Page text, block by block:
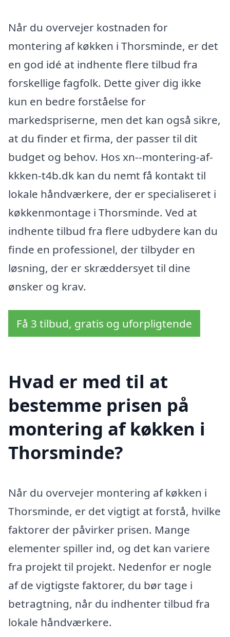
Når du overvejer kostnaden for
montering af køkken i Thorsminde, er det
en god idé at indhente flere tilbud fra
forskellige fagfolk. Dette giver dig ikke
kun en bedre forståelse for
markedspriserne, men det kan også sikre,
at du finder et firma, der passer til dit
budget og behov. Hos xn--montering-af-
kkken-t4b.dk kan du nemt få kontakt til
lokale håndværkere, der er specialiseret i
køkkenmontage i Thorsminde. Ved at
indhente tilbud fra flere udbydere kan du
finde en professionel, der tilbyder en
løsning, der er skræddersyet til dine
ønsker og krav.
Få 3 tilbud, gratis og uforpligtende
Hvad er med til at
bestemme prisen på
montering af køkken i
Thorsminde?
Når du overvejer montering af køkken i
Thorsminde, er det vigtigt at forstå, hvilke
faktorer der påvirker prisen. Mange
elementer spiller ind, og det kan variere
fra projekt til projekt. Nedenfor er nogle
af de vigtigste faktorer, du bør tage i
betragtning, når du indhenter tilbud fra
lokale håndværkere.